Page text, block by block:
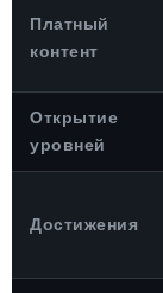
Платный
контент
Открытие
уровней
Достижения